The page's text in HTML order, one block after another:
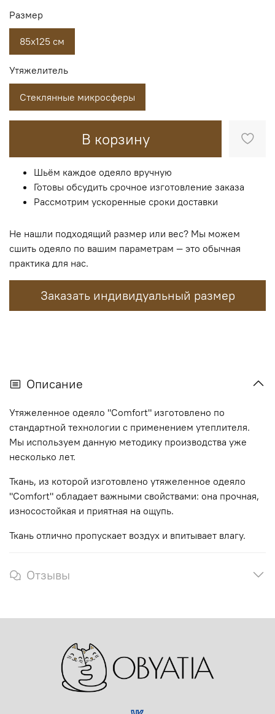
В корзину
Шьём каждое одеяло вручную
Готовы обсудить срочное изготовление заказа
Рассмотрим ускоренные сроки доставки
Не нашли подходящий размер или вес? Мы можем
сшить одеяло по вашим параметрам — это обычная
практика для нас.
Заказать индивидуальный размер
Размер
85х125 см
Утяжелитель
Стеклянные микросферы
Описание
Утяжеленное одеяло "Comfort" изготовлено по
стандартной технологии с применением утеплителя.
Мы используем данную методику производства уже
несколько лет.
Ткань, из которой изготовлено утяжеленное одеяло
"Comfort" обладает важными свойствами: она прочная,
износостойкая и приятная на ощупь.
Ткань отлично пропускает воздух и впитывает влагу.
Отзывы